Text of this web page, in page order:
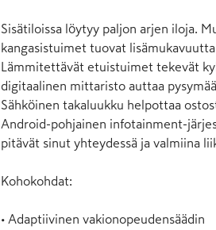
Sisätiloissa löytyy paljon arjen iloja.
kangasistuimet tuovat
Lämmitettävät etuistuimet tekevät
digitaalinen mittaristo auttaa
Sähköinen takaluukku helpottaa
Android-pohjainen infotainment-
pitävät sinut yhteydessä ja valmiina
Kohokohdat:
• Adaptiivinen vakionopeudensäädin